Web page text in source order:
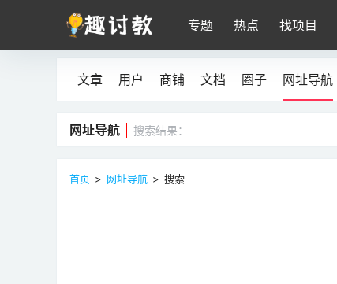
专题 热点 找项目
文章 用户 商铺 文档 圈子 网址导航
网址导航 搜索结果：
首页 > 网址导航 > 搜索